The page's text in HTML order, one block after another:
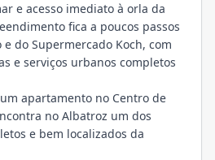
e acesso imediato à orla da
fica a poucos passos
do Supermercado Koch, com
e serviços urbanos completos
apartamento no Centro de
no Albatroz um dos
e bem localizados da